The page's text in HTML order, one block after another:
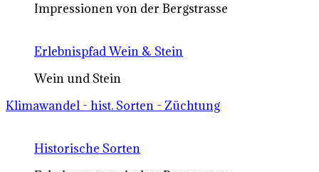
Impressionen von der Bergstrasse
Erlebnispfad Wein & Stein
Wein und Stein
Klimawandel - hist. Sorten - Züchtung
Historische Sorten